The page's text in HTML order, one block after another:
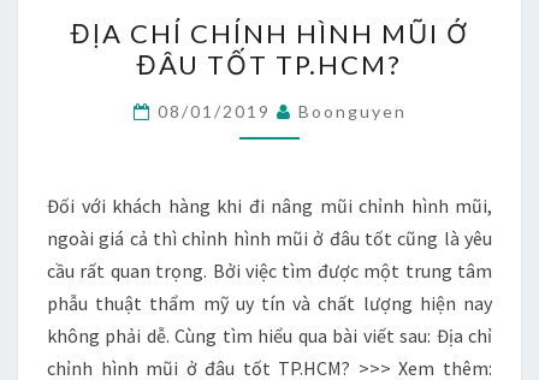
CHỈ
CHỈNH
HÌNH
MŨI
ĐÂU
TỐT
TP.HCM?
ĐỊA CHỈ CHỈNH HÌNH MŨI Ở
ĐÂU TỐT TP.HCM?
08/01/2019 Boonguyen
Đối với khách hàng khi đi nâng mũi chỉnh hình mũi,
ngoài giá cả thì chỉnh hình mũi ở đâu tốt cũng là yêu
cầu rất quan trọng. Bởi việc tìm được một trung tâm
phẫu thuật thẩm mỹ uy tín và chất lượng hiện nay
không phải dễ. Cùng tìm hiểu qua bài viết sau: Địa chỉ
chỉnh hình mũi ở đâu tốt TP.HCM? >>> Xem thêm: